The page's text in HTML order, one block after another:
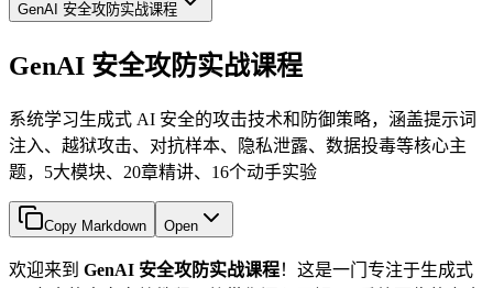
GenAI 安全攻防实战课程
GenAI 安全攻防实战课程
系统学习生成式 AI 安全的攻击技术和防御策略，涵盖提示词
注入、越狱攻击、对抗样本、隐私泄露、数据投毒等核心主
题，5大模块、20章精讲、16个动手实验
Copy Markdown Open
欢迎来到 GenAI 安全攻防实战课程！这是一门专注于生成式